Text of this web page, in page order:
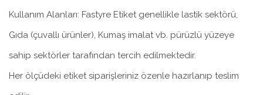
Kullanım Alanları: Fastyre Etiket genellikle lastik sektörü,
Gıda (çuvallı ürünler), Kumaş imalat vb. pürüzlü yüzeye
sahip sektörler tarafından tercih edilmektedir.
Her ölçüdeki etiket siparişleriniz özenle hazırlanıp teslim